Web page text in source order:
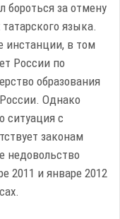
бороться за отмену
языка.
инстанции, в том
России по
образования
Однако
ситуация с
законам
недовольство
2011 и январе 2012